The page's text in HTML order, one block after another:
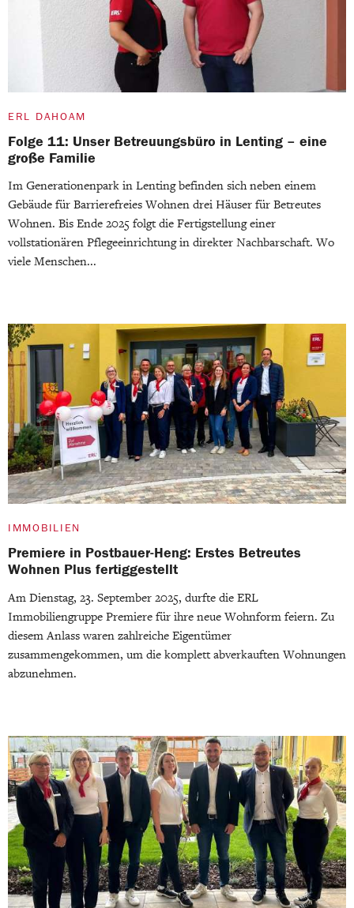
ERL DAHOAM
Folge 11: Unser Betreuungsbüro in Lenting – eine
große Familie
Im Generationenpark in Lenting befinden sich neben einem
Gebäude für Barrierefreies Wohnen drei Häuser für Betreutes
Wohnen. Bis Ende 2025 folgt die Fertigstellung einer
vollstationären Pflegeeinrichtung in direkter Nachbarschaft. Wo
viele Menschen...
IMMOBILIEN
Premiere in Postbauer-Heng: Erstes Betreutes
Wohnen Plus fertiggestellt
Am Dienstag, 23. September 2025, durfte die ERL
Immobiliengruppe Premiere für ihre neue Wohnform feiern. Zu
diesem Anlass waren zahlreiche Eigentümer
zusammengekommen, um die komplett abverkauften Wohnungen
abzunehmen.